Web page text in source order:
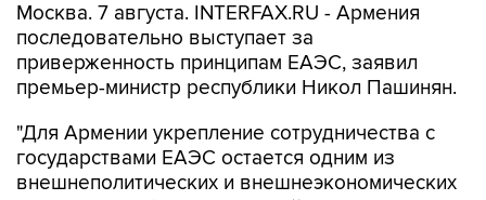
Москва. 7 августа. INTERFAX.RU - Армения
последовательно выступает за
приверженность принципам ЕАЭС, заявил
премьер-министр республики Никол Пашинян.
"Для Армении укрепление сотрудничества с
государствами ЕАЭС остается одним из
внешнеполитических и внешнеэкономических